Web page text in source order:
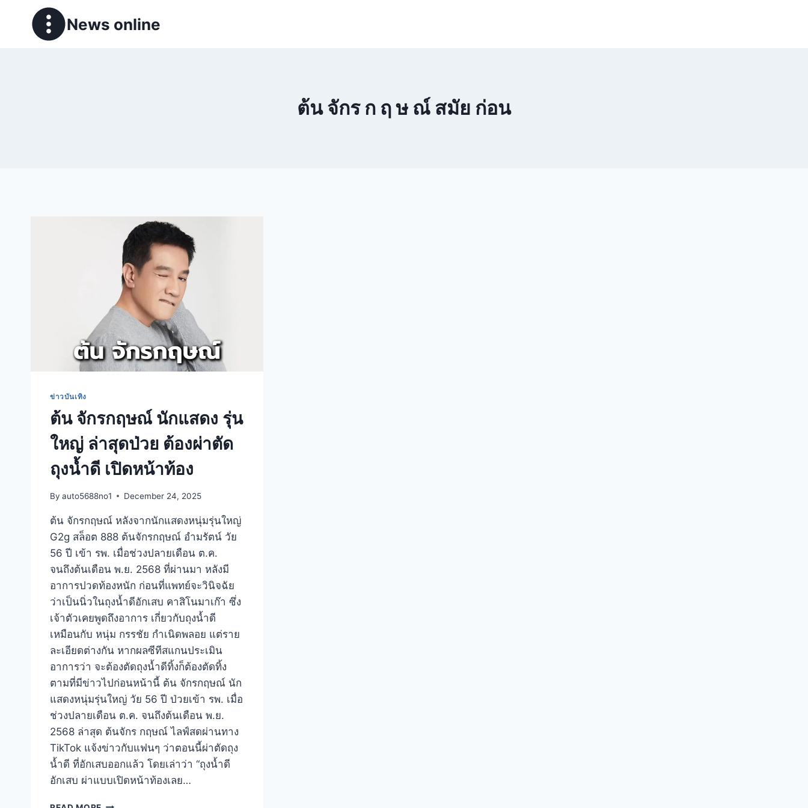
News online
ต้น จักร ก ฤ ษ ณ์ สมัย ก่อน
ข่าวบันเทิง
ต้น จักรกฤษณ์ นักแสดง รุ่น
ใหญ่ ล่าสุดป่วย ต้องผ่าตัด
ถุงน้ำดี เปิดหน้าท้อง
By auto5688no1 December 24, 2025
ต้น จักรกฤษณ์ หลังจากนักแสดงหนุ่มรุ่นใหญ่
G2g สล็อต 888 ต้นจักรกฤษณ์ อำมรัตน์ วัย
56 ปี เข้า รพ. เมื่อช่วงปลายเดือน ต.ค.
จนถึงต้นเดือน พ.ย. 2568 ที่ผ่านมา หลังมี
อาการปวดท้องหนัก ก่อนที่แพทย์จะวินิจฉัย
ว่าเป็นนิ่วในถุงน้ำดีอักเสบ คาสิโนมาเก๊า ซึ่ง
เจ้าตัวเคยพูดถึงอาการ เกี่ยวกับถุงน้ำดี
เหมือนกับ หนุ่ม กรรชัย กำเนิดพลอย แต่ราย
ละเอียดต่างกัน หากผลซีทีสแกนประเมิน
อาการว่า จะต้องตัดถุงน้ำดีทิ้งก็ต้องตัดทิ้ง
ตามที่มีข่าวไปก่อนหน้านี้ ต้น จักรกฤษณ์ นัก
แสดงหนุ่มรุ่นใหญ่ วัย 56 ปี ป่วยเข้า รพ. เมื่อ
ช่วงปลายเดือน ต.ค. จนถึงต้นเดือน พ.ย.
2568 ล่าสุด ต้นจักร กฤษณ์ ไลฟ์สดผ่านทาง
TikTok แจ้งข่าวกับแฟนๆ ว่าตอนนี้ผ่าตัดถุง
น้ำดี ที่อักเสบออกแล้ว โดยเล่าว่า “ถุงน้ำดี
อักเสบ ผ่าแบบเปิดหน้าท้องเลย…